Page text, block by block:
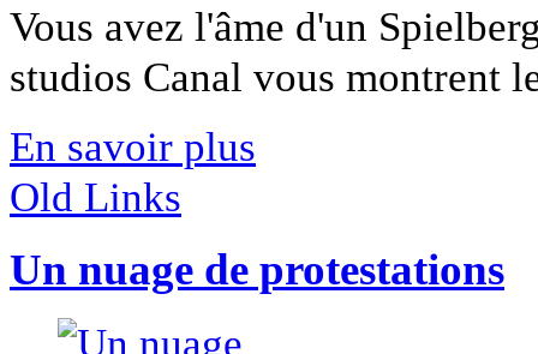
Vous avez l'âme d'un
studios Canal vous montrent
En savoir plus
Old Links
Un nuage de protestations